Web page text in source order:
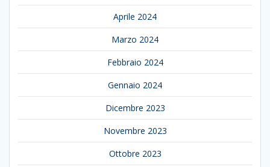
Aprile 2024
Marzo 2024
Febbraio 2024
Gennaio 2024
Dicembre 2023
Novembre 2023
Ottobre 2023